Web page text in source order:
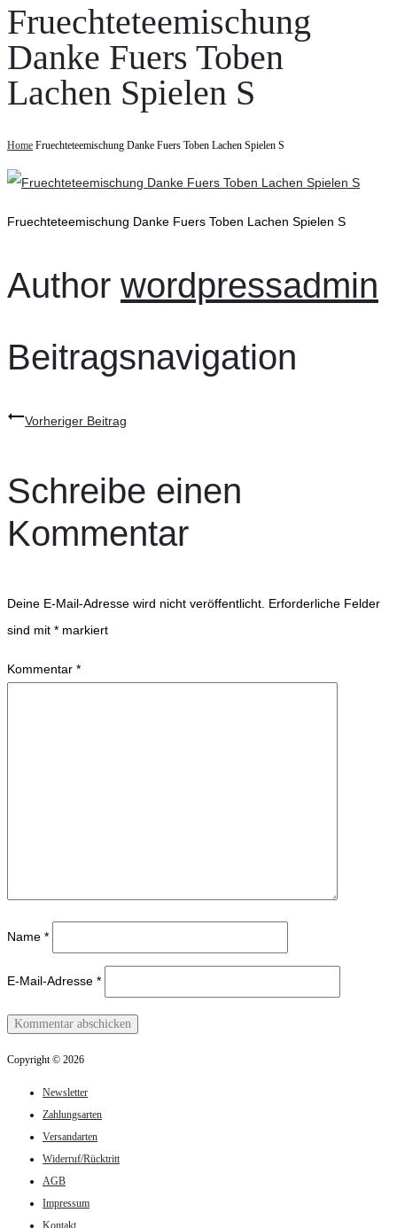
Fruechteteemischung
Danke Fuers Toben
Lachen Spielen S
Home Fruechteteemischung Danke Fuers Toben Lachen Spielen S
Fruechteteemischung Danke Fuers Toben Lachen Spielen S
Author wordpressadmin
Beitragsnavigation
Vorheriger Beitrag
Schreibe einen
Kommentar
Deine E-Mail-Adresse wird nicht veröffentlicht. Erforderliche Felder
sind mit * markiert
Kommentar *
Name *
E-Mail-Adresse *
Copyright © 2026
Newsletter
Zahlungsarten
Versandarten
Widerruf/Rücktritt
AGB
Impressum
Kontakt